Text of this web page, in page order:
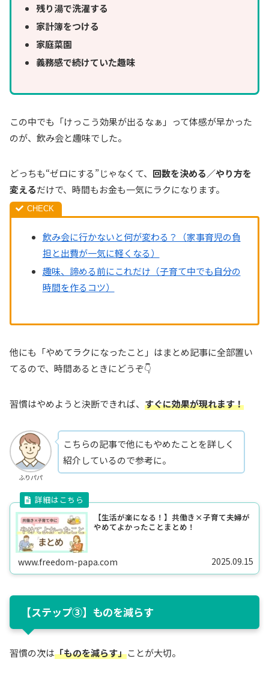
残り湯で洗濯する
家計簿をつける
家庭菜園
義務感で続けていた趣味
この中でも「けっこう効果が出るなぁ」って体感が早かった
のが、飲み会と趣味でした。
どっちも“ゼロにする”じゃなくて、 回数を決める／やり方を
変えるだけで、時間もお金も一気にラクになります。
飲み会に行かないと何が変わる？（家事育児の負
担と出費が一気に軽くなる）
趣味、諦める前にこれだけ（子育て中でも自分の
時間を作るコツ）
他にも「やめてラクになったこと」はまとめ記事に全部置い
てるので、時間あるときにどうぞ👇
習慣はやめようと決断できれば、 すぐに効果が現れます！
ふりパパ
こちらの記事で他にもやめたことを詳しく
紹介しているので参考に。
【生活が楽になる！】共働き×子育て夫婦が
やめてよかったことまとめ！
www.freedom-papa.com 2025.09.15
【ステップ③】ものを減らす
習慣の次は「ものを減らす」ことが大切。